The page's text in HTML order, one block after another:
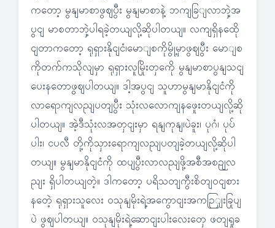
ကတော့ မွနျမာစာဖွဈပွီး မွနျမာစာနဲ့ ဘကျခြျလာဘှဲ့အ
ပွငျ မာစတာဘှဲ့ပါရခဲ့တယျလို့ဆိုပါတယျ။ လကျရှိနထေို
ငျတာကတော့ ရုရှားနိုငျငံ၊မောျစကိုမွို့မှာဖွဈပွီး မောျစ
ကိုတက်ကသိုလျမှာ ရုရှားလူမြိုးတှကေို မွနျမာစာပွနျသငျ
ပေးနတောဖွဈပါတယျ။ ဒါ့အပွငျ သူဟာမွနျမာနိုငျငံကို
လာရောကျလညျပတျပွီး သုံးလလောကျနဖေူးတယျလို့ဆို
ပါတယျ။ အဲ့ဒီသုံးလအတှငျးမှာ ရနျကုနျ၊ပဲခူး၊ ပုဂံ၊ ပုပ်
ပါး၊ ငပလီ တို့ကိုသှားရောကျလညျပတျခဲ့တယျလို့ဆိုပါ
တယျ။ မွနျမာနိုငျငံကို ထပျပွီးလာလညျဖို့အစီအစဉျလ
ညျး ရှိပါတယျတဲ့။ ဒါကတော့ ပရိသတျကွီးစိတျဝငျစား
နတေဲ့ ရုရှားသူလေး ဝသုနျမိုးရဲ့အကွောငျးအကဉြျးခြုပျ
ပဲ ဖွဈပါတယျ။ ဝသုနျမိုးရဲ့ဆောငျးပါးလေးတှေ ဖတျရှုခ